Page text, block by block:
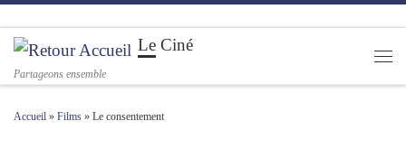
Passer au contenu
Le Ciné
Partageons ensemble
Accueil » Films » Le consentement